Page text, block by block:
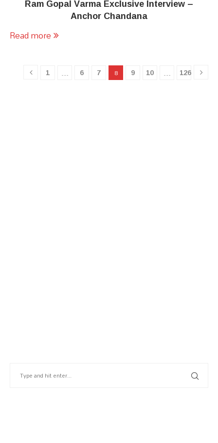
Ram Gopal Varma Exclusive Interview –
Anchor Chandana
Read more
1 … 6 7 8 9 10 … 126